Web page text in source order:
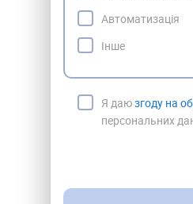
Автоматизація
Інше
Я даюзгоду на
персональних